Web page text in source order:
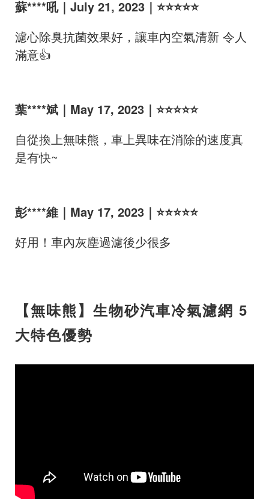
蘇****吼｜July 21, 2023｜⭐⭐⭐⭐⭐
濾心除臭抗菌效果好，讓車內空氣清新 令人
滿意👍
葉****斌｜May 17, 2023｜⭐⭐⭐⭐⭐
自從換上無味熊，車上異味在消除的速度真
是有快~
彭****維｜May 17, 2023｜⭐⭐⭐⭐⭐
好用！車內灰塵過濾後少很多
【無味熊】生物砂汽車冷氣濾網 5
大特色優勢